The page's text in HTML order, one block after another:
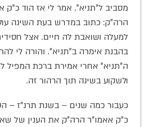
מסביב ל"תניא". אמר לי אז הוד כ"ק
הרה"ק: כתוב במדרש בעת השינה
למעלה ושואבת לה חיים. אצל
בהבנת אימרה ב"תניא". והורה לי
ה"תניא" אחרי אמירת ברכת המפיל
ולשקוע בשינה תוך הרהור זה.
כעבור כמה שנים – בשנת תרנ"ז –
כ"ק אאמו"ר הרה"ק את הענין של